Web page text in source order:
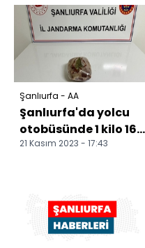
Şanlıurfa - AA
Şanlıurfa'da yolcu
otobüsünde 1 kilo 160
gram sentetik
21 Kasım 2023 - 17:43